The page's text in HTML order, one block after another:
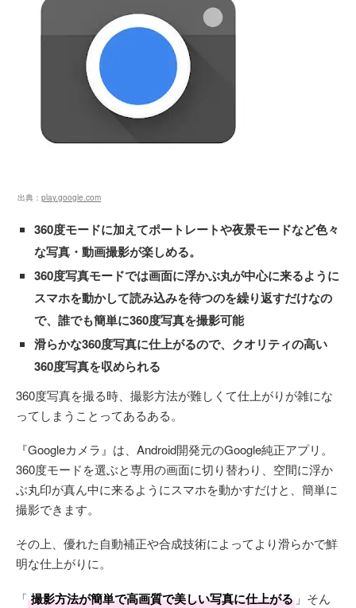
出典： play.google.com
360度モードに加えてポートレートや夜景モードなど色々
な写真・動画撮影が楽しめる。
360度写真モードでは画面に浮かぶ丸が中心に来るように
スマホを動かして読み込みを待つのを繰り返すだけなの
で、誰でも簡単に360度写真を撮影可能
滑らかな360度写真に仕上がるので、クオリティの高い
360度写真を収められる
360度写真を撮る時、撮影方法が難しくて仕上がりが雑にな
ってしまうことってあるある。
『Googleカメラ』は、Android開発元のGoogle純正アプリ。
360度モードを選ぶと専用の画面に切り替わり、空間に浮か
ぶ丸印が真ん中に来るようにスマホを動かすだけと、簡単に
撮影できます。
その上、優れた自動補正や合成技術によってより滑らかで鮮
明な仕上がりに。
「 撮影方法が簡単で高画質で美しい写真に仕上がる 」そん